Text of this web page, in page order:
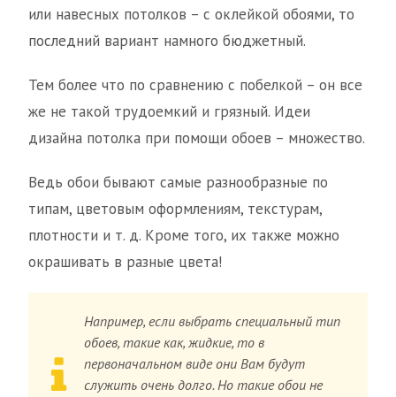
или навесных потолков – с оклейкой обоями, то
последний вариант намного бюджетный.
Тем более что по сравнению с побелкой – он все
же не такой трудоемкий и грязный. Идеи
дизайна потолка при помощи обоев – множество.
Ведь обои бывают самые разнообразные по
типам, цветовым оформлениям, текстурам,
плотности и т. д. Кроме того, их также можно
окрашивать в разные цвета!
Например, если выбрать специальный тип
обоев, такие как, жидкие, то в
первоначальном виде они Вам будут
служить очень долго. Но такие обои не